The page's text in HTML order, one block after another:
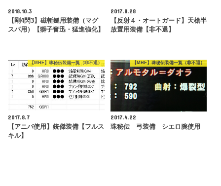
2018.10.3
【剛4閃3】磁斬鎚用装備（マグ
スパ用）【獅子奮迅・猛進強化】
2017.8.28
【反射４・オートガード】天槍半
放置用装備【非不退】
【MHF】珠秘伝装備一覧（非不退）
2017.8.7
【アニバ使用】銃傑装備【フルス
キル】
【MHF】珠秘伝装備一覧（非不退）
2017.4.22
珠秘伝 弓装備 シエロ腕使用